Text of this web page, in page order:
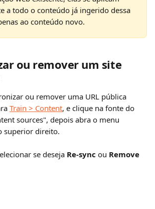
a todo o conteúdo já ingerido dessa
ao conteúdo novo.
ou remover um site
ou remover uma URL pública
Train > Content, e clique na fonte do
sources", depois abra o menu
superior direito.
se deseja Re-sync ou Remove